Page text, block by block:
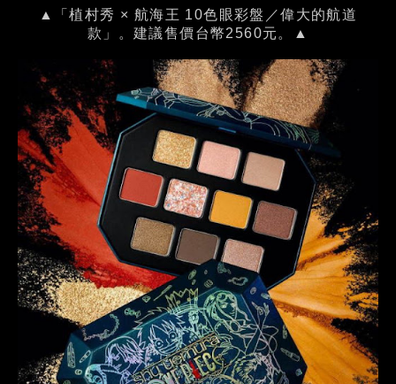
▲「植村秀 × 航海王 10色眼彩盤／偉大的航道
款」。建議售價台幣2560元。▲